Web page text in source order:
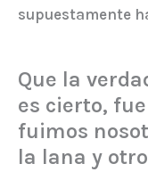
supuestamente
Que la
es cierto,
fuimos
la lana y